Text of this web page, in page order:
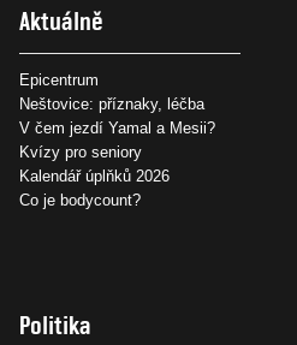
Aktuálně
Epicentrum
Neštovice: příznaky, léčba
V čem jezdí Yamal a Mesii?
Kvízy pro seniory
Kalendář úplňků 2026
Co je bodycount?
Politika